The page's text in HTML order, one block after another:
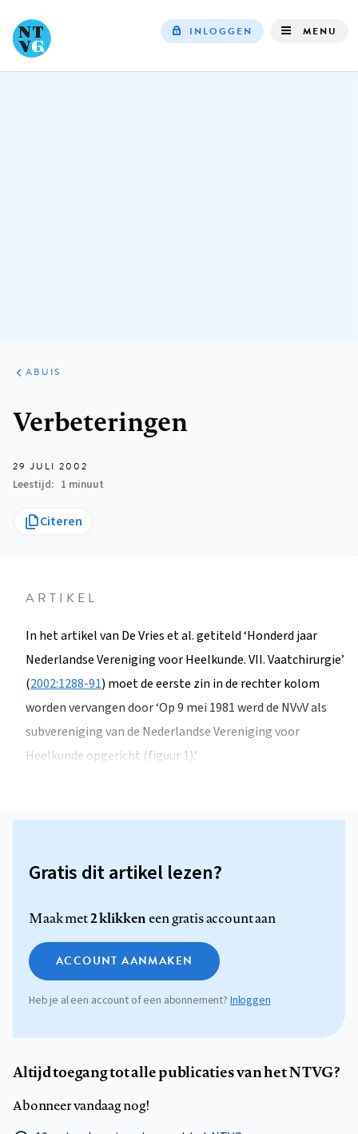
INLOGGEN MENU
ARTIKELEN
VARIA
ABUIS
Verbeteringen
29 JULI 2002
Leestijd
1 minuut
Citeren
ARTIKEL
In het artikel van De Vries et al. getiteld ‘Honderd jaar
Nederlandse Vereniging voor Heelkunde. VII. Vaatchirurgie’
(2002:1288-91) moet de eerste zin in de rechter kolom
worden vervangen door ‘Op 9 mei 1981 werd de NVvV als
subvereniging van de Nederlandse Vereniging voor
Heelkunde opgericht (figuur 1).’
Gratis dit artikel lezen?
Maak met2 klikkeneen gratis account aan
ACCOUNT AANMAKEN
Heb je al een account of een abonnement? Inloggen
Altijd toegang tot alle publicaties van het NTVG?
Abonneer vandaag nog!